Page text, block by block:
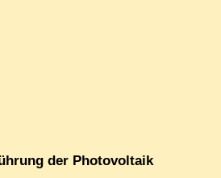
der Photovoltaik